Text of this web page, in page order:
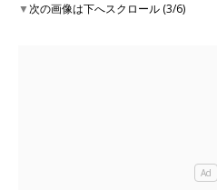
▼次の画像は下へスクロール (3/6)